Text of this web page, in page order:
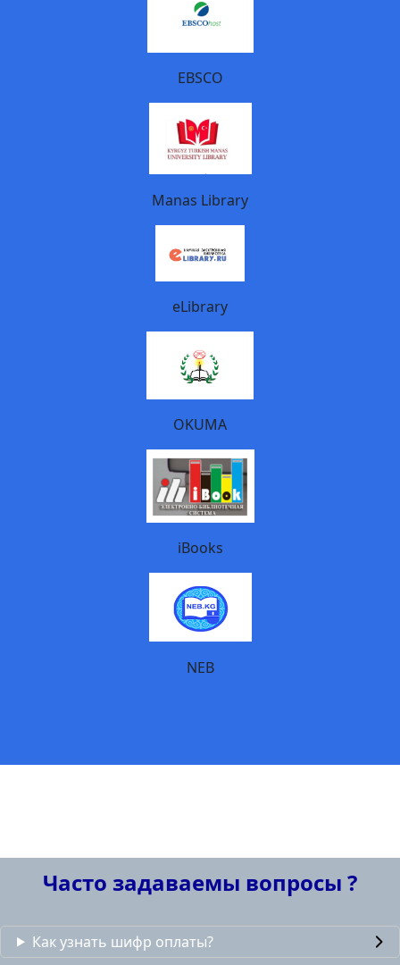
EBSCO
Manas Library
eLibrary
OKUMA
iBooks
NEB
Часто задаваемы вопросы ?
Как узнать шифр оплаты?